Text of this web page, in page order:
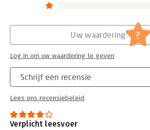
Schrijf een recensie
Lees ons recensiebeleid
Uw waardering ?
Log in om uw waardering te geven
Verplicht leesvoer